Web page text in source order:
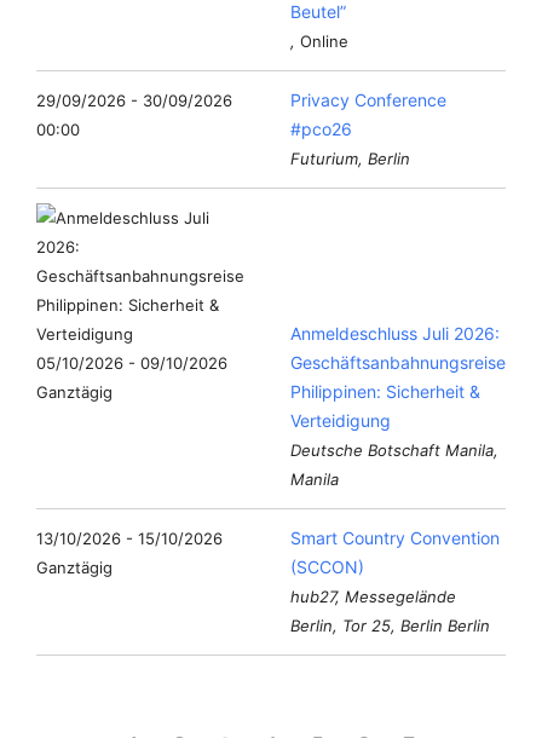
Beutel”
, Online
29/09/2026 - 30/09/2026
00:00
Privacy Conference
#pco26
Futurium, Berlin
05/10/2026 - 09/10/2026
Ganztägig
Anmeldeschluss Juli 2026:
Geschäftsanbahnungsreise
Philippinen: Sicherheit &
Verteidigung
Deutsche Botschaft Manila,
Manila
13/10/2026 - 15/10/2026
Ganztägig
Smart Country Convention
(SCCON)
hub27, Messegelände
Berlin, Tor 25, Berlin Berlin